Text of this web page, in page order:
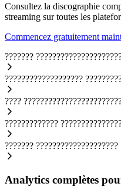
Consultez la discographie
streaming sur toutes les
Commencez gratuitement
???????
???????????????????
????
?????????????
??????? ????????????????????
Analytics complètes